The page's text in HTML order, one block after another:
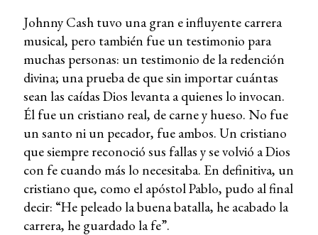
Johnny Cash tuvo una gran e influyente carrera
musical, pero también fue un testimonio para
muchas personas: un testimonio de la redención
divina; una prueba de que sin importar cuántas
sean las caídas Dios levanta a quienes lo invocan.
Él fue un cristiano real, de carne y hueso. No fue
un santo ni un pecador, fue ambos. Un cristiano
que siempre reconoció sus fallas y se volvió a Dios
con fe cuando más lo necesitaba. En definitiva, un
cristiano que, como el apóstol Pablo, pudo al final
decir: “He peleado la buena batalla, he acabado la
carrera, he guardado la fe”.